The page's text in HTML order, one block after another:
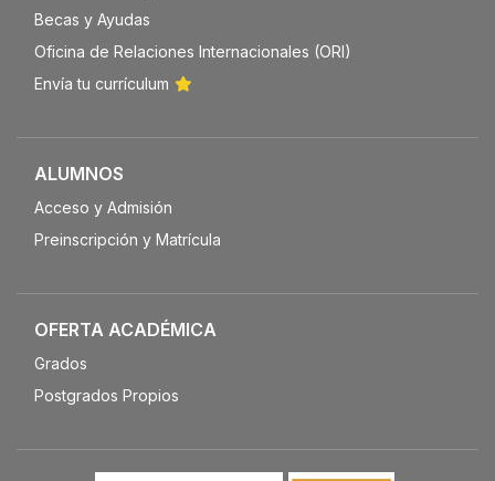
Becas y Ayudas
Oficina de Relaciones Internacionales (ORI)
Envía tu currículum
ALUMNOS
Acceso y Admisión
Preinscripción y Matrícula
OFERTA ACADÉMICA
Grados
Postgrados Propios